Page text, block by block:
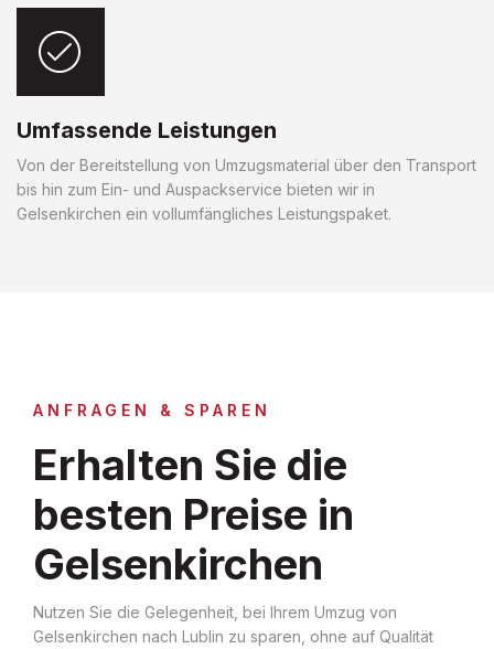
Umfassende Leistungen
Von der Bereitstellung von Umzugsmaterial über den Transport
bis hin zum Ein- und Auspackservice bieten wir in
Gelsenkirchen ein vollumfängliches Leistungspaket.
ANFRAGEN & SPAREN
Erhalten Sie die
besten Preise in
Gelsenkirchen
Nutzen Sie die Gelegenheit, bei Ihrem Umzug von
Gelsenkirchen nach Lublin zu sparen, ohne auf Qualität